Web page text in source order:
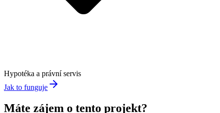
Hypotéka a právní servis
Jak to funguje
Máte zájem o tento projekt?